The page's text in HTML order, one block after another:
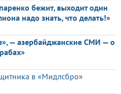
бежит, выходит один
надо знать, что делать!»
— азербайджанские СМИ — о
в «Мидлсбро»